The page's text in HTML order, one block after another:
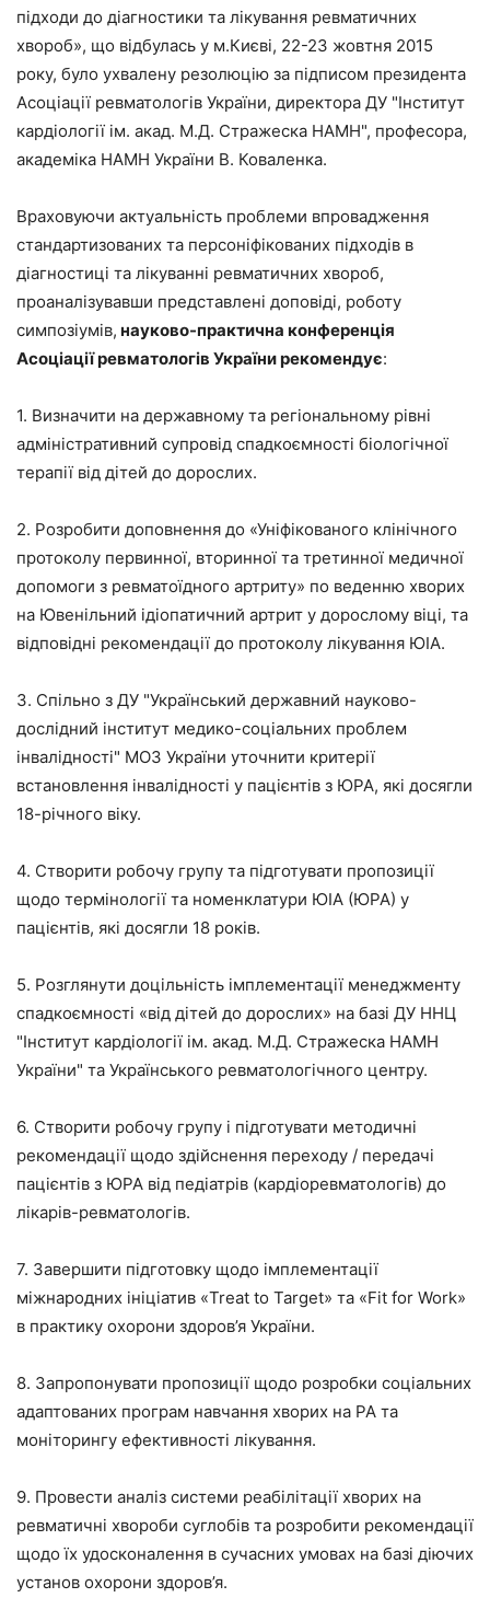
підходи до діагностики та лікування ревматичних
хвороб», що відбулась у м.Києві, 22-23 жовтня 2015
року, було ухвалену резолюцію за підписом президента
Асоціації ревматологів України, директора ДУ "Інститут
кардіології ім. акад. М.Д. Стражеска НАМН", професора,
академіка НАМН України В. Коваленка.
Враховуючи актуальність проблеми впровадження
стандартизованих та персоніфікованих підходів в
діагностиці та лікуванні ревматичних хвороб,
проаналізувавши представлені доповіді, роботу
симпозіумів, науково-практична конференція
Асоціації ревматологів України рекомендує:
1. Визначити на державному та регіональному рівні
адміністративний супровід спадкоємності біологічної
терапії від дітей до дорослих.
2. Розробити доповнення до «Уніфікованого клінічного
протоколу первинної, вторинної та третинної медичної
допомоги з ревматоїдного артриту» по веденню хворих
на Ювенільний ідіопатичний артрит у дорослому віці, та
відповідні рекомендації до протоколу лікування ЮІА.
3. Спільно з ДУ "Український державний науково-
дослідний інститут медико-соціальних проблем
інвалідності" МОЗ України уточнити критерії
встановлення інвалідності у пацієнтів з ЮРА, які досягли
18-річного віку.
4. Створити робочу групу та підготувати пропозиції
щодо термінології та номенклатури ЮІА (ЮРА) у
пацієнтів, які досягли 18 років.
5. Розглянути доцільність імплементації менеджменту
спадкоємності «від дітей до дорослих» на базі ДУ ННЦ
"Інститут кардіології ім. акад. М.Д. Стражеска НАМН
України" та Українського ревматологічного центру.
6. Створити робочу групу і підготувати методичні
рекомендації щодо здійснення переходу / передачі
пацієнтів з ЮРА від педіатрів (кардіоревматологів) до
лікарів-ревматологів.
7. Завершити підготовку щодо імплементації
міжнародних ініціатив «Treat to Target» та «Fit for Work»
в практику охорони здоров’я України.
8. Запропонувати пропозиції щодо розробки соціальних
адаптованих програм навчання хворих на РА та
моніторингу ефективності лікування.
9. Провести аналіз системи реабілітації хворих на
ревматичні хвороби суглобів та розробити рекомендації
щодо їх удосконалення в сучасних умовах на базі діючих
установ охорони здоров’я.